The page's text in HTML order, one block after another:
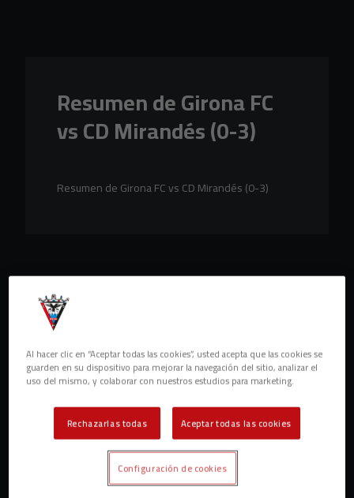
Resumen de Girona FC
vs CD Mirandés (0-3)
Resumen de Girona FC vs CD Mirandés (0-3)
Al hacer clic en “Aceptar todas las cookies”, usted acepta que las cookies se
guarden en su dispositivo para mejorar la navegación del sitio, analizar el
uso del mismo, y colaborar con nuestros estudios para marketing.
Rechazarlas todas Aceptar todas las cookies
Configuración de cookies